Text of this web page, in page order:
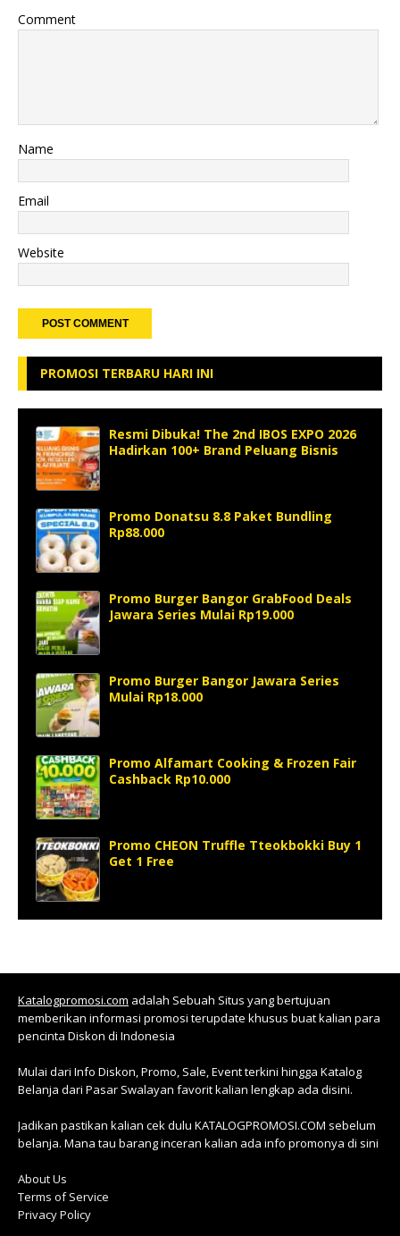
Comment
Name
Email
Website
PROMOSI TERBARU HARI INI
Resmi Dibuka! The 2nd IBOS EXPO 2026
Hadirkan 100+ Brand Peluang Bisnis
Promo Donatsu 8.8 Paket Bundling
Rp88.000
Promo Burger Bangor GrabFood Deals
Jawara Series Mulai Rp19.000
Promo Burger Bangor Jawara Series
Mulai Rp18.000
Promo Alfamart Cooking & Frozen Fair
Cashback Rp10.000
Promo CHEON Truffle Tteokbokki Buy 1
Get 1 Free
Katalogpromosi.com adalah Sebuah Situs yang bertujuan
memberikan informasi promosi terupdate khusus buat kalian para
pencinta Diskon di Indonesia
Mulai dari Info Diskon, Promo, Sale, Event terkini hingga Katalog
Belanja dari Pasar Swalayan favorit kalian lengkap ada disini.
Jadikan pastikan kalian cek dulu KATALOGPROMOSI.COM sebelum
belanja. Mana tau barang inceran kalian ada info promonya di sini
About Us
Terms of Service
Privacy Policy